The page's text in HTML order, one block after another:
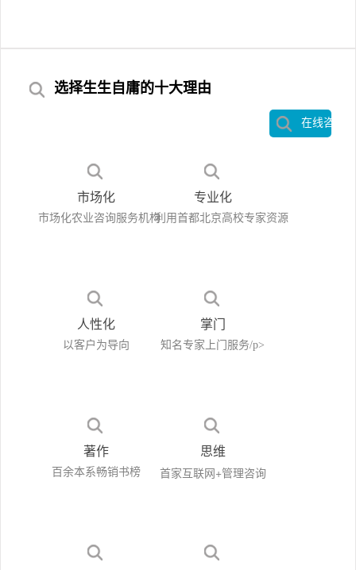
选择生生自庸的十大理由
在线咨询
市场化
市场化农业咨询服务机构
专业化
利用首都北京高校专家资源
人性化
以客户为导向
掌门
知名专家上门服务/p>
著作
百余本系畅销书榜
思维
首家互联网+管理咨询